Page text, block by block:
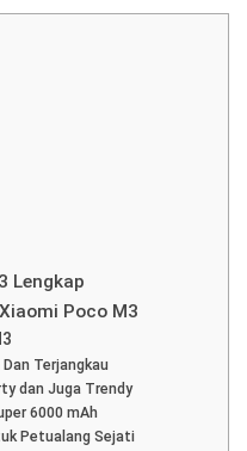
Lengkap
Poco M3
Terjangkau
dan Juga Trendy
6000 mAh
Petualang Sejati